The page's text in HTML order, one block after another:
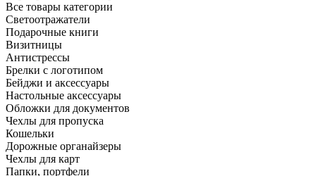
Все товары категории
Светоотражатели
Подарочные книги
Визитницы
Антистрессы
Брелки с логотипом
Бейджи и аксессуары
Настольные аксессуары
Обложки для документов
Чехлы для пропуска
Кошельки
Дорожные органайзеры
Чехлы для карт
Папки, портфели